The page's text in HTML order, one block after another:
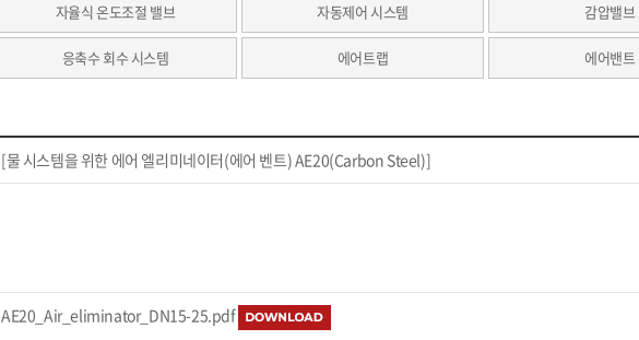
자율식 온도조절 밸브 자동제어 시스템 감압밸브
응축수 회수 시스템 에어트랩 에어밴트
[물 시스템을 위한 에어 엘리미네이터(에어 벤트) AE20(Carbon Steel)]
AE20_Air_eliminator_DN15-25.pdf